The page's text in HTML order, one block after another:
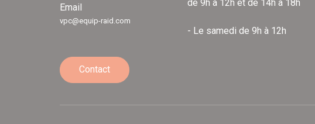
Email
vpc@equip-raid.com
de 9h à 12h et de 14h à 18h
- Le samedi de 9h à 12h
Contact